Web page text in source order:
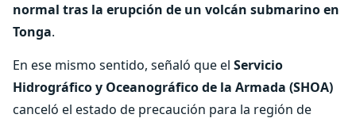
normal tras la erupción de un volcán submarino en
Tonga.
En ese mismo sentido, señaló que el Servicio
Hidrográfico y Oceanográfico de la Armada (SHOA)
canceló el estado de precaución para la región de